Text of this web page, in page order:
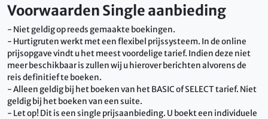
Voorwaarden Single aanbieding
- Niet geldig op reeds gemaakte boekingen.
- Hurtigruten werkt met een flexibel prijssysteem. In de online
prijsopgave vindt u het meest voordelige tarief. Indien deze niet
meer beschikbaar is zullen wij u hierover berichten alvorens de
reis definitief te boeken.
- Alleen geldig bij het boeken van het BASIC of SELECT tarief. Niet
geldig bij het boeken van een suite.
- Let op! Dit is een single prijsaanbieding. U boekt een individuele